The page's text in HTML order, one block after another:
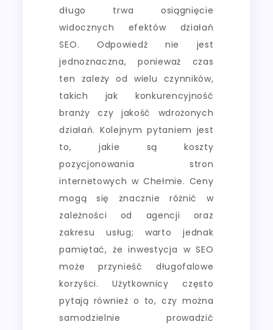
długo trwa osiągnięcie
widocznych efektów działań
SEO. Odpowiedź nie jest
jednoznaczna, ponieważ czas
ten zależy od wielu czynników,
takich jak konkurencyjność
branży czy jakość wdrożonych
działań. Kolejnym pytaniem jest
to, jakie są koszty
pozycjonowania stron
internetowych w Chełmie. Ceny
mogą się znacznie różnić w
zależności od agencji oraz
zakresu usług; warto jednak
pamiętać, że inwestycja w SEO
może przynieść długofalowe
korzyści. Użytkownicy często
pytają również o to, czy można
samodzielnie prowadzić